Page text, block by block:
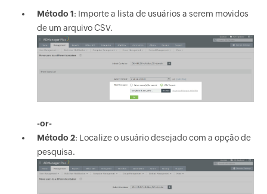
Método 1: Importe a lista de usuários a serem movidos
de um arquivo CSV.
-or-
Método 2: Localize o usuário desejado com a opção de
pesquisa.